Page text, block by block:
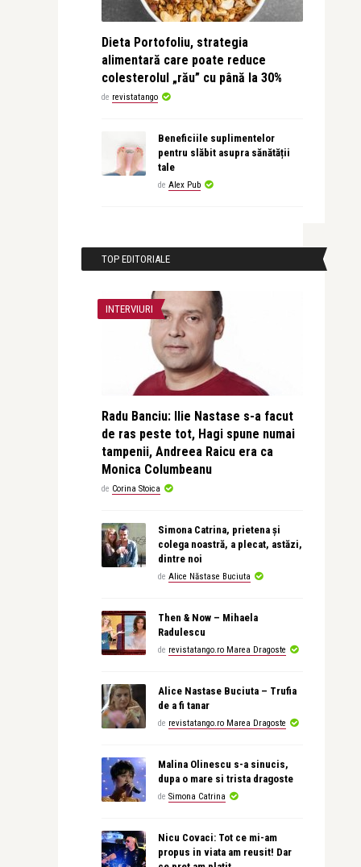
Dieta Portofoliu, strategia
alimentară care poate reduce
colesterolul „rău” cu până la 30%
de revistatango
Beneficiile suplimentelor
pentru slăbit asupra sănătății
tale
de Alex Pub
TOP EDITORIALE
INTERVIURI
Radu Banciu: Ilie Nastase s-a facut
de ras peste tot, Hagi spune numai
tampenii, Andreea Raicu era ca
Monica Columbeanu
de Corina Stoica
Simona Catrina, prietena și
colega noastră, a plecat, astăzi,
dintre noi
de Alice Năstase Buciuta
Then & Now – Mihaela
Radulescu
de revistatango.ro Marea Dragoste
Alice Nastase Buciuta – Trufia
de a fi tanar
de revistatango.ro Marea Dragoste
Malina Olinescu s-a sinucis,
dupa o mare si trista dragoste
de Simona Catrina
Nicu Covaci: Tot ce mi-am
propus in viata am reusit! Dar